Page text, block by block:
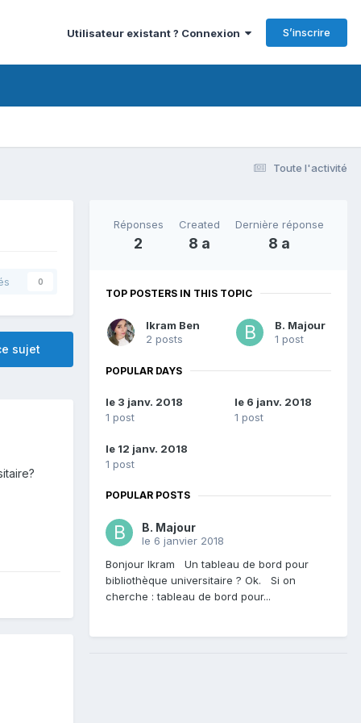
Utilisateur existant ? Connexion S’inscrire
Toute l'activité
0
sujet
Réponses
2
Created
8 a
Dernière réponse
8 a
TOP POSTERS IN THIS TOPIC
Ikram Ben
2 posts
B. Majour
1 post
POPULAR DAYS
le 3 janv. 2018
1 post
le 6 janv. 2018
1 post
le 12 janv. 2018
1 post
POPULAR POSTS
B. Majour
le 6 janvier 2018
Bonjour Ikram Un tableau de bord pour
bibliothèque universitaire ? Ok. Si on
cherche : tableau de bord pour...